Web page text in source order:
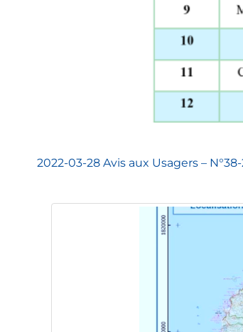
2022-03-28 Avis aux Usagers –